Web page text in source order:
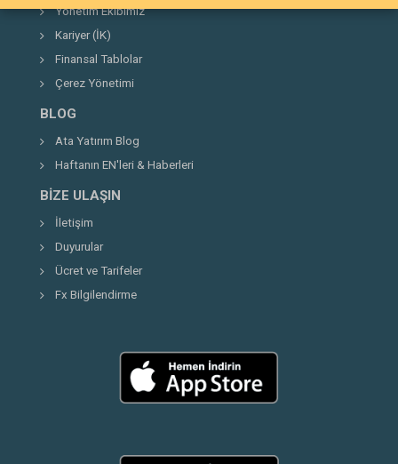
Yönetim Ekibimiz
Kariyer (İK)
Finansal Tablolar
Çerez Yönetimi
BLOG
Ata Yatırım Blog
Haftanın EN'leri & Haberleri
BIZE ULAŞIN
İletişim
Duyurular
Ücret ve Tarifeler
Fx Bilgilendirme